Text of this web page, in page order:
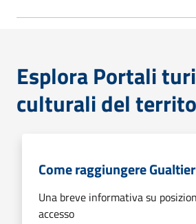
Esplora Portali
culturali del
Come raggiungere
Una breve informativa su
accesso